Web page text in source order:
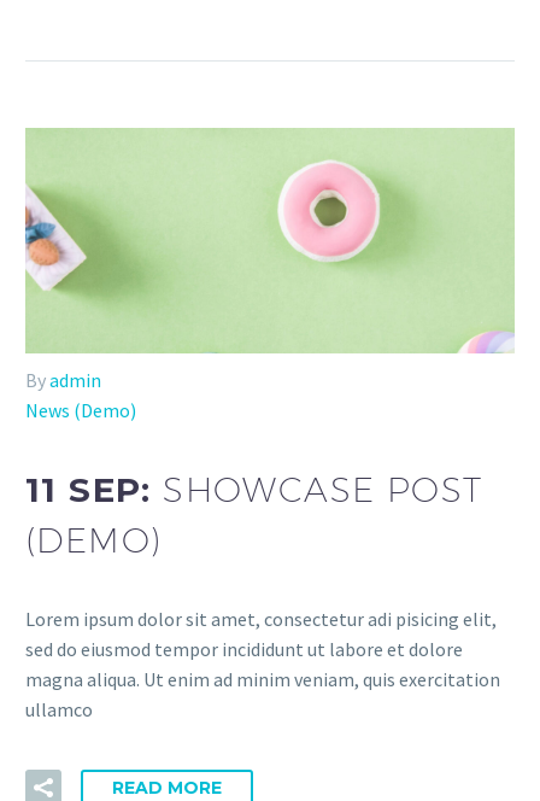
Byadmin
News (Demo)
11 SEP: SHOWCASE POST
(DEMO)
Lorem ipsum dolor sit amet, consectetur adi pisicing elit,
sed do eiusmod tempor incididunt ut labore et dolore
magna aliqua. Ut enim ad minim veniam, quis exercitation
ullamco
READ MORE